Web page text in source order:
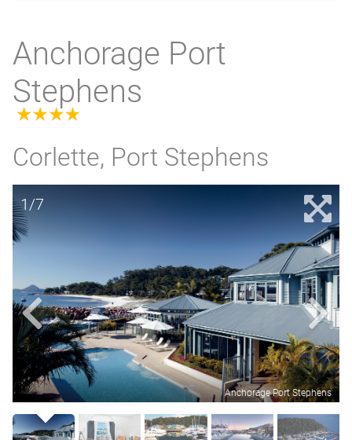
Anchorage Port
Stephens
4.0
Corlette, Port Stephens
1/7
Anchorage Port Stephens